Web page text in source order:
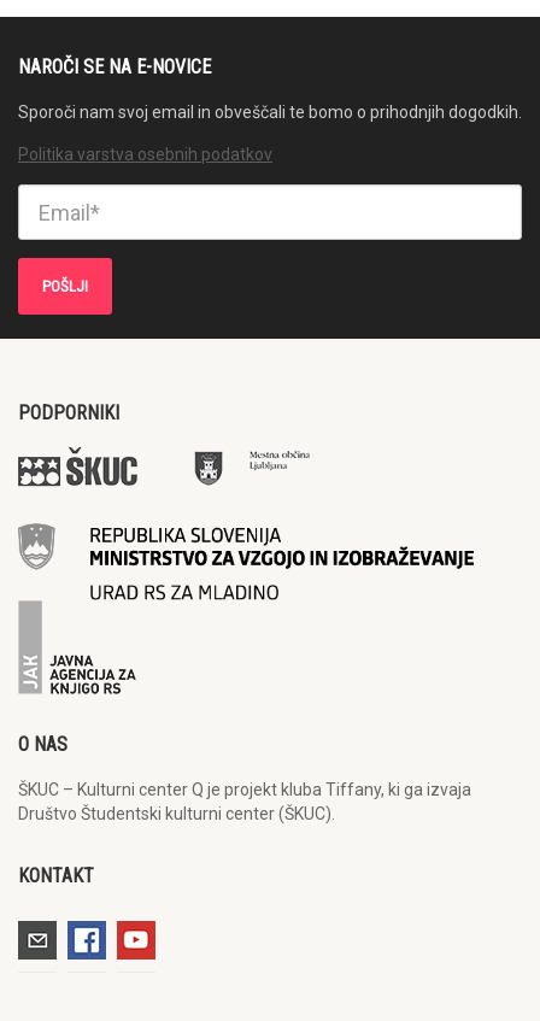
NAROČI SE NA E-NOVICE
Sporoči nam svoj email in obveščali te bomo o prihodnjih dogodkih.
Politika varstva osebnih podatkov
PODPORNIKI
O NAS
ŠKUC – Kulturni center Q je projekt kluba Tiffany, ki ga izvaja
Društvo Študentski kulturni center (ŠKUC).
KONTAKT